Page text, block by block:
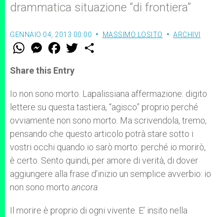
drammatica situazione “di frontiera”
GENNAIO 04, 2013 00:00 MASSIMO LOSITO ARCHIVI
W
t
s
p
p
M
e
s
e
g
e
r
F
a
e
b
o
k
w
Share this Entry
Io non sono morto. Lapalissiana affermazione: digito
lettere su questa tastiera, “agisco” proprio perché
ovviamente non sono morto. Ma scrivendola, tremo,
pensando che questo articolo potrà stare sotto i
vostri occhi quando io sarò morto: perché io morirò,
è certo. Sento quindi, per amore di verità, di dover
aggiungere alla frase d’inizio un semplice avverbio: io
non sono morto ancora
Il morire è proprio di ogni vivente. E’ insito nella